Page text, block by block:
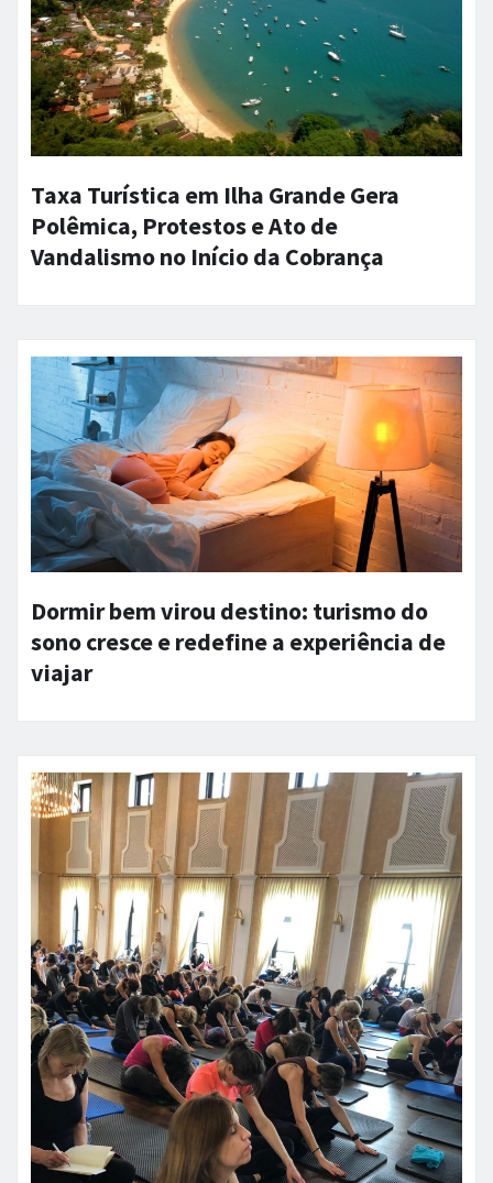
Taxa Turística em Ilha Grande Gera
Polêmica, Protestos e Ato de
Vandalismo no Início da Cobrança
Dormir bem virou destino: turismo do
sono cresce e redefine a experiência de
viajar